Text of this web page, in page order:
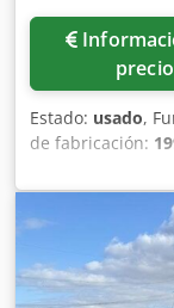
Información de
precio
Estado: usado,
de fabricación:
Cinta de
transportadora